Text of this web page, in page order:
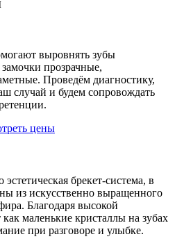
выровнять зубы
прозрачные,
Проведём диагностику,
случай и будем сопровождать
цены
брекет-система, в
из искусственно выращенного
Благодаря высокой
маленькие кристаллы на зубах
при разговоре и улыбке.